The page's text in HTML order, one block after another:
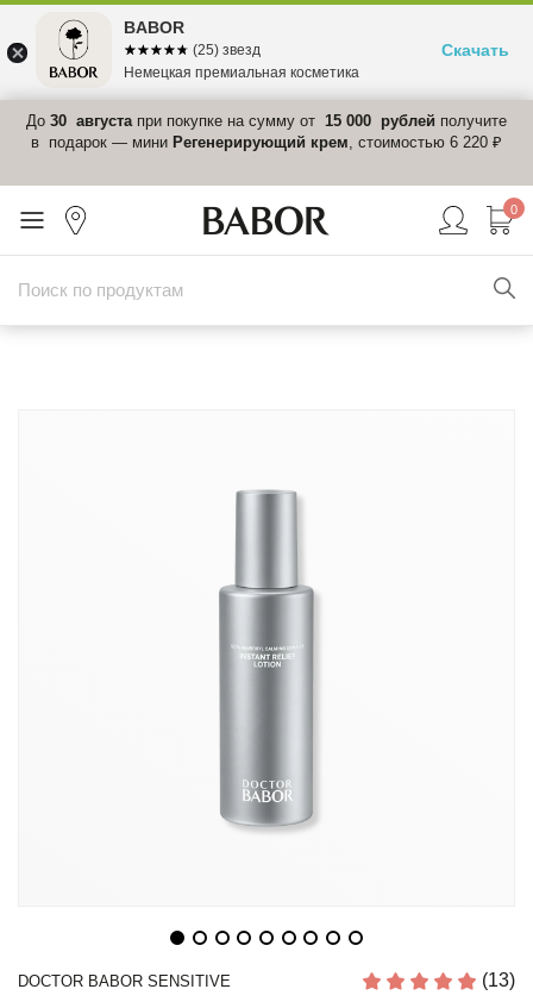
До 30 августапри покупке на сумму от 15 000 рублей получите
в подарок — мини Регенерирующий крем, стоимостью 6 220 ₽
0
DOCTOR BABOR SENSITIVE (13)
BABOR
☆☆☆☆☆
★★★★★ (25) звезд
Немецкая премиальная косметика
Скачать